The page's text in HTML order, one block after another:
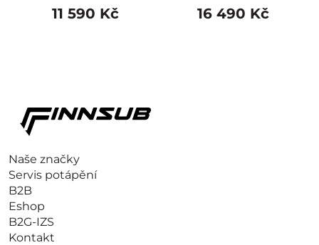
11 590 Kč 16 490 Kč
Naše značky
Servis potápění
B2B
Eshop
B2G-IZS
Kontakt